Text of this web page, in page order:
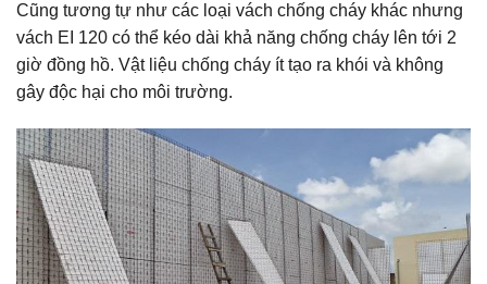
Cũng tương tự như các loại vách chống cháy khác nhưng
vách EI 120 có thể kéo dài khả năng chống cháy lên tới 2
giờ đồng hồ. Vật liệu chống cháy ít tạo ra khói và không
gây độc hại cho môi trường.